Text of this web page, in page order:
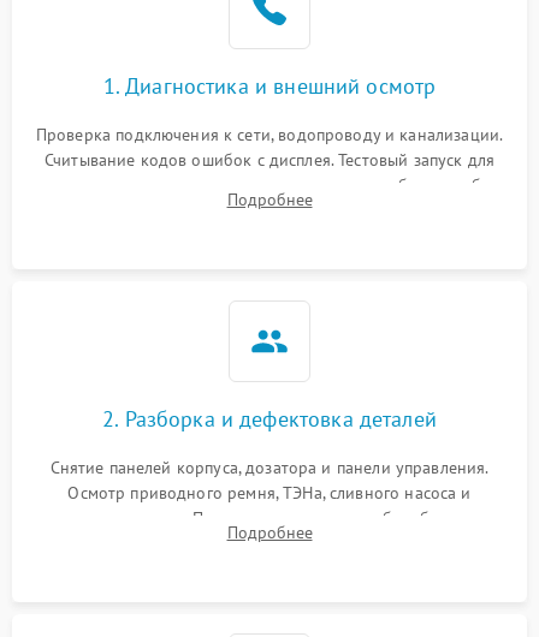
1. Диагностика и внешний осмотр
Проверка подключения к сети, водопроводу и канализации.
Считывание кодов ошибок с дисплея. Тестовый запуск для
выявления посторонних шумов, протечек или сбоев в работе
электронного модуля управления.
Подробнее
2. Разборка и дефектовка деталей
Снятие панелей корпуса, дозатора и панели управления.
Осмотр приводного ремня, ТЭНа, сливного насоса и
амортизаторов. Проверка подшипников барабана и
крестовины на износ, а манжеты люка на разрывы.
Подробнее